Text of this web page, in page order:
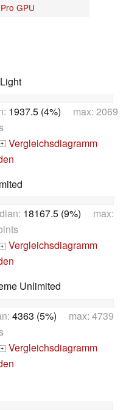
GPU
1937.5 (4%) max: 2069
+ Vergleichsdiagramm
18167.5 (9%) max:
+ Vergleichsdiagramm
Unlimited
4363 (5%) max: 4739
+ Vergleichsdiagramm